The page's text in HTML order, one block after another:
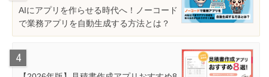
AIにアプリを作らせる時代へ！ノーコード
で業務アプリを自動生成する方法とは？